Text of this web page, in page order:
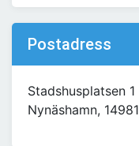
Postadress
Stadshusplatsen 1
Nynäshamn, 14981